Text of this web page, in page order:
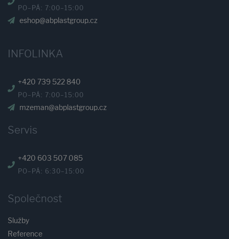
PO–PÁ: 7:00–15:00
eshop@abplastgroup.cz
INFOLINKA
+420 739 522 840
PO–PÁ: 7:00–15:00
mzeman@abplastgroup.cz
Servis
+420 603 507 085
PO–PÁ: 6:30–15:00
Společnost
Služby
Reference